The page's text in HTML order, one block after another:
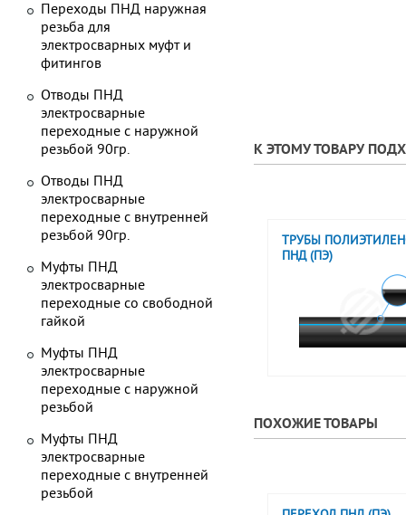
К ЭТОМУ ТОВАРУ
ТРУБЫ
ПНД (ПЭ)
ПОХОЖИЕ ТОВАРЫ
Переходы ПНД наружная
резьба для
электросварных муфт и
фитингов
Отводы ПНД
электросварные
переходные с наружной
резьбой 90гр.
Отводы ПНД
электросварные
переходные с внутренней
резьбой 90гр.
Муфты ПНД
электросварные
переходные со свободной
гайкой
Муфты ПНД
электросварные
переходные с наружной
резьбой
Муфты ПНД
электросварные
переходные с внутренней
резьбой